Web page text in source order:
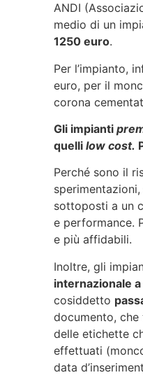
ANDI
medio di un
1250 euro.
Per l’impianto,
euro, per il
corona
Gli impianti
quellilow cost.
Perché sono il
sottoposti a un
e performance.
e più affidabili.
Inoltre, gli
internazionale
cosiddetto
documento,
delle etichette
effettuati
data